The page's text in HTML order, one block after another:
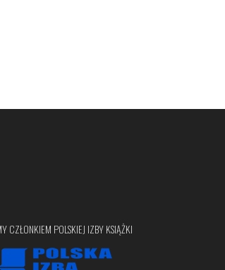
CZŁONKIEM POLSKIEJ IZBY KSIĄŻKI